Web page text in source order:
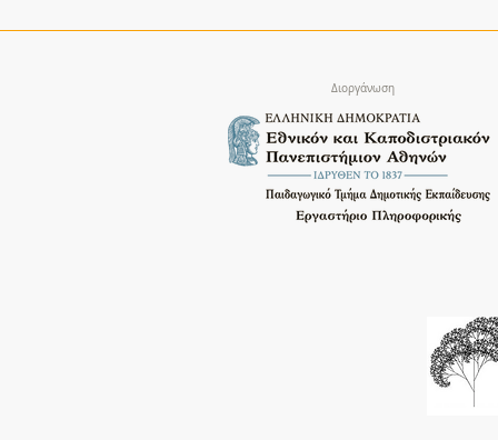
Διοργάνωση